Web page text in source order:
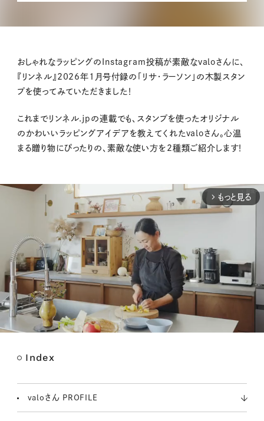
おしゃれなラッピングのInstagram投稿が素敵なvaloさんに、
『リンネル』2026年1月号付録の「リサ・ラーソン」の木製スタン
プを使ってみていただきました！
これまでリンネル.jpの連載でも、スタンプを使ったオリジナル
のかわいいラッピングアイデアを教えてくれたvaloさん。心温
まる贈り物にぴったりの、素敵な使い方を2種類ご紹介します！
arrow_forward_ios もっと見る
Index
valoさん PROFILE